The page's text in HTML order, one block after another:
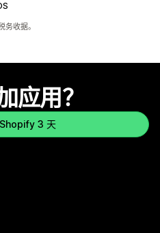
收据。
应用？
3 天